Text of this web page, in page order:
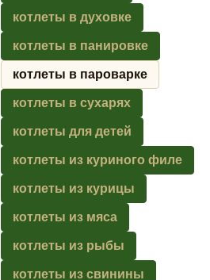
котлеты в духовке
котлеты в панировке
котлеты в пароварке
котлеты в сухарях
котлеты для детей
котлеты из куриного филе
котлеты из курицы
котлеты из мяса
котлеты из рыбы
котлеты из свинины